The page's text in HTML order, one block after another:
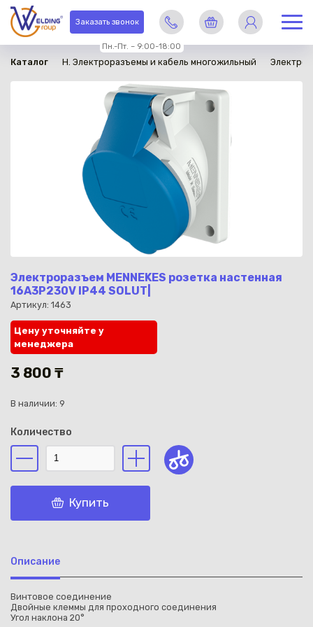
Заказать звонок
Пн.-Пт. – 9:00-18:00
Каталог H. Электроразъемы и кабель многожильный
Электроразъем MENNEKES розетка настенная
16A3P230V IP44 SOLUT|
Артикул: 1463
в наличии
Цену уточняйте у
менеджера
3 800 ₸
В наличии: 9
Количество
Купить
Описание
Винтовое соединение
Двойные клеммы для проходного соединения
Угол наклона 20°